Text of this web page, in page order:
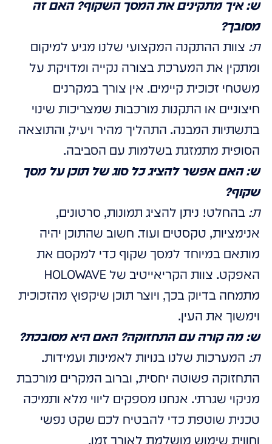
ש: איך מתקינים את המסך השקוף? האם זה
מסובך?
ת: צוות ההתקנה המקצועי שלנו מגיע למיקום
ומתקין את המערכת בצורה נקייה ומדויקת על
משטחי זכוכית קיימים. אין צורך במקרנים
חיצוניים או התקנות מורכבות שמצריכות שינוי
בתשתיות המבנה. התהליך מהיר ויעיל, והתוצאה
הסופית מתמזגת בשלמות עם הסביבה.
ש: האם אפשר להציג כל סוג של תוכן על מסך
שקוף?
ת: בהחלט! ניתן להציג תמונות, סרטונים,
אנימציות, טקסטים ועוד. חשוב שהתוכן יהיה
מותאם במיוחד למסך שקוף כדי למקסם את
האפקט. צוות הקריאייטיב של HOLOWAVE
מתמחה בדיוק בכך, ויוצר תוכן שיקפוץ מהזכוכית
וימשוך את העין.
ש: מה קורה עם התחזוקה? האם היא מסובכת?
ת: המערכות שלנו בנויות לאמינות ועמידות.
התחזוקה פשוטה יחסית, וברוב המקרים מורכבת
מניקוי שגרתי. אנחנו מספקים ליווי מלא ותמיכה
טכנית שוטפת כדי להבטיח לכם שקט נפשי
וחווית שימוש מושלמת לאורך זמן.